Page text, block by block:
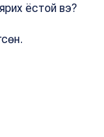
ёстой вэ?